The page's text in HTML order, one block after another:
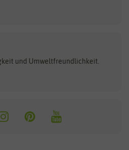
Hortitops
JUB Holland
und Umweltfreundlichkeit.